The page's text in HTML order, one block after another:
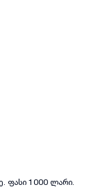
ფასი 1000 ლარი.